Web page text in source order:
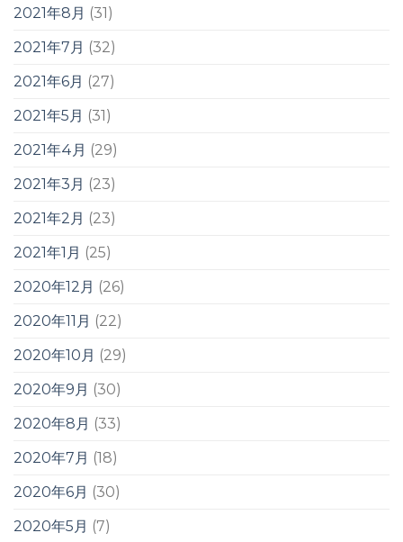
2021年8月 (31)
2021年7月 (32)
2021年6月 (27)
2021年5月 (31)
2021年4月 (29)
2021年3月 (23)
2021年2月 (23)
2021年1月 (25)
2020年12月 (26)
2020年11月 (22)
2020年10月 (29)
2020年9月 (30)
2020年8月 (33)
2020年7月 (18)
2020年6月 (30)
2020年5月 (7)